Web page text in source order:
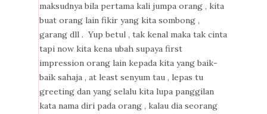
maksudnya bila pertama kali jumpa orang , kita
buat orang lain fikir yang kita sombong ,
garang dll . Yup betul , tak kenal maka tak cinta
tapi now kita kena ubah supaya first
impression orang lain kepada kita yang baik-
baik sahaja , at least senyum tau , lepas tu
greeting dan yang selalu kita lupa panggilan
kata nama diri pada orang , kalau dia seorang